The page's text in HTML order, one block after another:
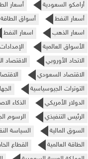
أرامكو السعودية أسعار
أسعار النفط
أسواق الطاقة
اسعار الذهب
اسعار النفط
الأسواق العالمية
الاتحاد الأوروبي
الاقتصاد
الاقتصاد السعودي
التوترات الجيوسياسية
الدولار الأمريكي
الذكاء
الرئيس التنفيذي
الرسوم
السوق المالية
السياسة
الطاقة العالمية
القطاع